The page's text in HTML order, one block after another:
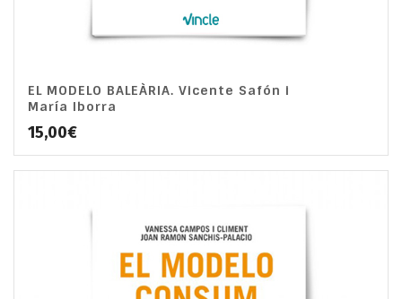
EL MODELO BALEÀRIA. Vicente Safón i
María Iborra
15,00€